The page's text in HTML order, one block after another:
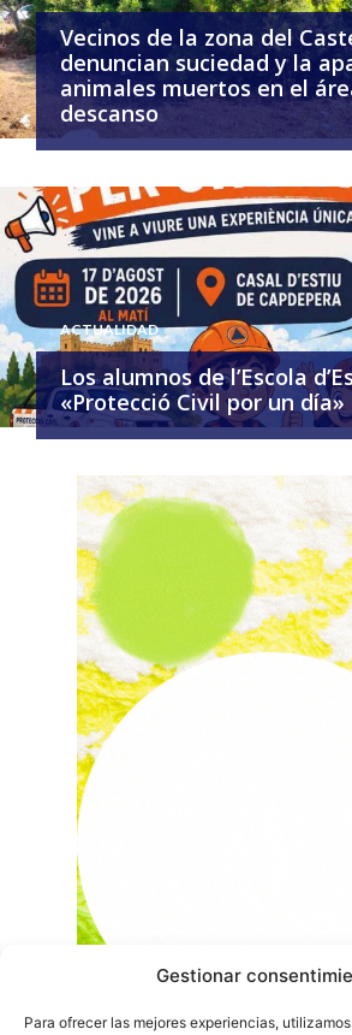
Gestionar
Para ofrecer las mejores experiencias,
Vecinos de la zona del
denuncian suciedad y la
animales muertos en el
descanso
ACTUALIDAD
Los alumnos de l’Escola
«Protecció Civil por un día»